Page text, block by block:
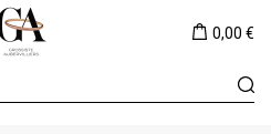
0,00 €